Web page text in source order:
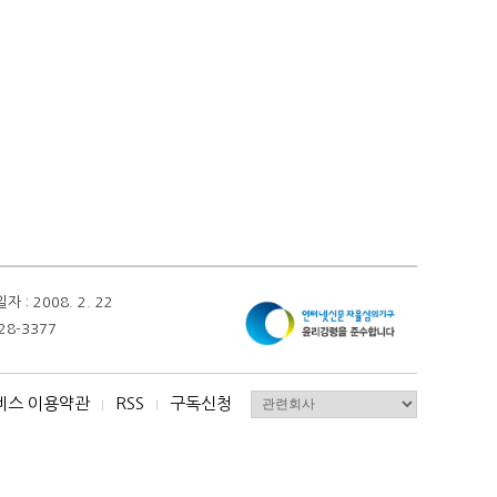
자 : 2008. 2. 22
3377
스 이용약관 I RSS I 구독신청